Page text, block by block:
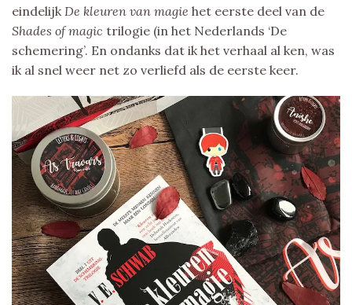
eindelijk De kleuren van magie het eerste deel van de
Shades of magic trilogie (in het Nederlands ‘De
schemering’. En ondanks dat ik het verhaal al ken, was
ik al snel weer net zo verliefd als de eerste keer.